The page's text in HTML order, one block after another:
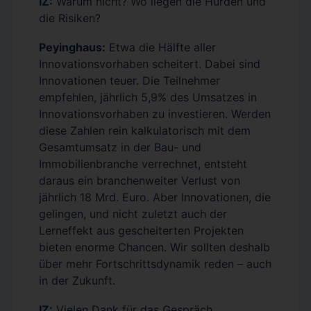
die Risiken?
Peyinghaus: Etwa die Hälfte aller
Innovationsvorhaben scheitert. Dabei sind
Innovationen teuer. Die Teilnehmer
empfehlen, jährlich 5,9% des Umsatzes in
Innovationsvorhaben zu investieren. Werden
diese Zahlen rein kalkulatorisch mit dem
Gesamtumsatz in der Bau- und
Immobilienbranche verrechnet, entsteht
daraus ein branchenweiter Verlust von
jährlich 18 Mrd. Euro. Aber Innovationen, die
gelingen, und nicht zuletzt auch der
Lerneffekt aus gescheiterten Projekten
bieten enorme Chancen. Wir sollten deshalb
über mehr Fortschrittsdynamik reden – auch
in der Zukunft.